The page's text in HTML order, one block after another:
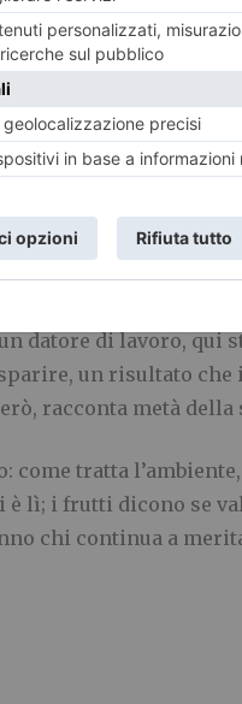
si è fermata
e ha scelto di
accreditato ne ha
la prassi italiana che
una certificazione del
a essere all’altezza.
datore di lavoro, qui
un risultato
racconta metà della
come tratta
è lì; i frutti dicono se
chi continua a